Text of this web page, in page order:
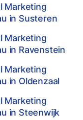
Marketing
in Susteren
Marketing
in Ravenstein
Marketing
in Oldenzaal
Marketing
in Steenwijk